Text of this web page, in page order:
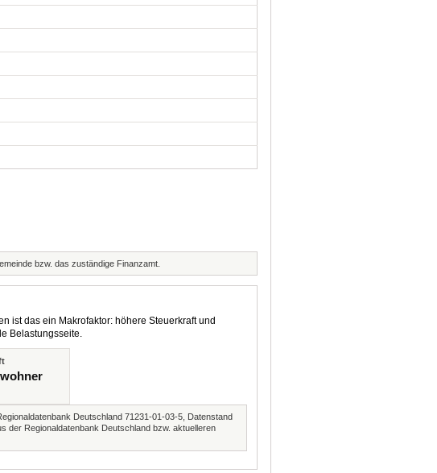
bzw. das zuständige Finanzamt.
ist das ein Makrofaktor: höhere Steuerkraft und
Belastungsseite.
Deutschland 71231-01-03-5, Datenstand
der Regionaldatenbank Deutschland bzw. aktuelleren